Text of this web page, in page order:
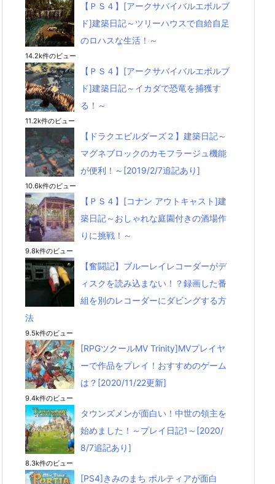
【ＰＳ４】[アークサバイバルエボルブ
ド]建築日記～ツリーハウスで自給自足
のロハスな生活！～
14.2k件のビュー
【ＰＳ４】[アークサバイバルエボルブ
ド]建築日記～イカダで恐竜を捕獲す
る！～
11.2k件のビュー
【ドラクエビルダーズ２】建築日記～
マグネブロックのカモフラージュ機能
が便利！～[2019/2/7追記あり]
10.6k件のビュー
【ＰＳ４】[コナン アウトキャスト]建
築日記～おしゃれな庭園付きの酒場作
りに挑戦！～
9.8k件のビュー
【奮闘記】ブルーレイレコーダーがデ
ィスクを読み込まない！？録画した番
組を別のレコーダーにダビングする方
法
9.5k件のビュー
[RPGツクールMV Trinity]MVプレイヤ
ーで作品をプレイ！おすすめのゲーム
は？[2020/11/22更新]
9.4k件のビュー
タウンズメンが面白い！中世の領主を
始めました！～プレイ日記1～[2020/
8/7追記あり]
8.3k件のビュー
[PS4]きみのまち ポルティアが面白